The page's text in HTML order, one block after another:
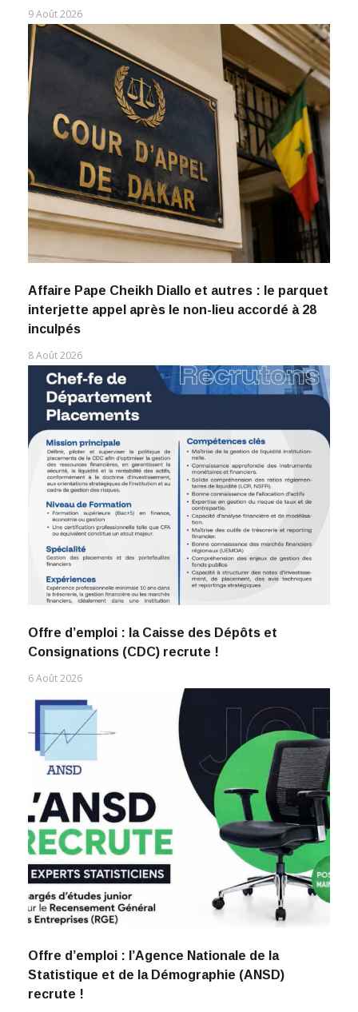
9 Août 2026
Affaire Pape Cheikh Diallo et autres : le parquet
interjette appel après le non-lieu accordé à 28
inculpés
8 Août 2026
Offre d’emploi : la Caisse des Dépôts et
Consignations (CDC) recrute !
6 Août 2026
Offre d’emploi : l’Agence Nationale de la
Statistique et de la Démographie (ANSD)
recrute !